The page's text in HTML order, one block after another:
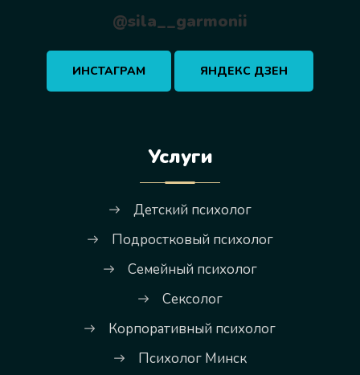
@sila__garmonii
ИНСТАГРАМ ЯНДЕКС ДЗЕН
Услуги
Детский психолог
Подростковый психолог
Семейный психолог
Сексолог
Корпоративный психолог
Психолог Минск